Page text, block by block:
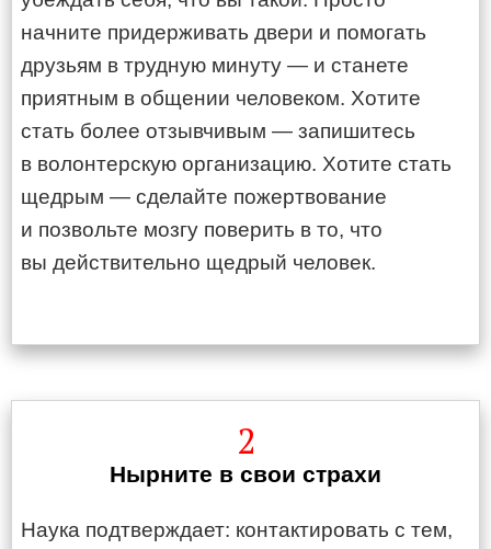
начните придерживать двери и помогать
друзьям в трудную минуту — и станете
приятным в общении человеком. Хотите
стать более отзывчивым — запишитесь
в волонтерскую организацию. Хотите стать
щедрым — сделайте пожертвование
и позвольте мозгу поверить в то, что
вы действительно щедрый человек.
2
Нырните в свои страхи
Наука подтверждает: контактировать с тем,